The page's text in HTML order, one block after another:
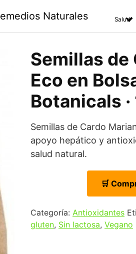
Naturales Salud
Semillas de
Eco en
Botanicals
Semillas de Cardo
apoyo hepático y
salud natural.
🛒
Categoría: Antioxidantes
gluten, Sin lactosa, Vegano